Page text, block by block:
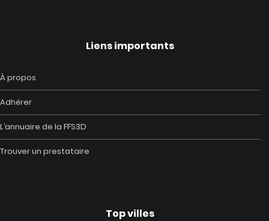
Liens importants
À propos
Adhérer
L’annuaire de la FFS3D
Trouver un prestataire
Top villes